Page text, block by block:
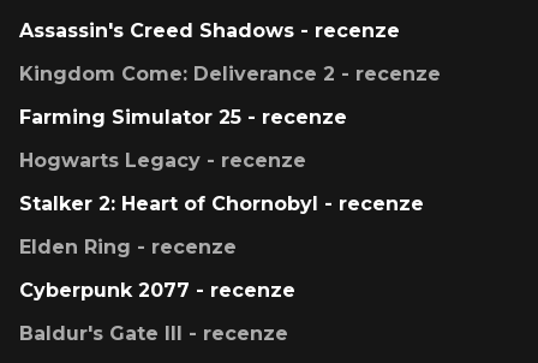
Assassin's Creed Shadows - recenze
Kingdom Come: Deliverance 2 - recenze
Farming Simulator 25 - recenze
Hogwarts Legacy - recenze
Stalker 2: Heart of Chornobyl - recenze
Elden Ring - recenze
Cyberpunk 2077 - recenze
Baldur's Gate III - recenze